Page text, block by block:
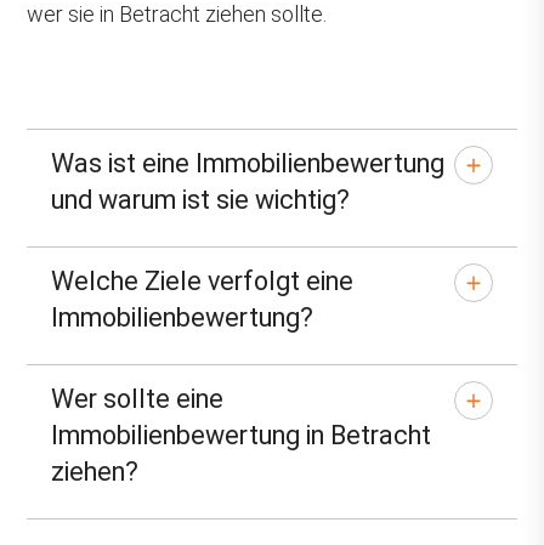
wer sie in Betracht ziehen sollte.
Was ist eine Immobilienbewertung
und warum ist sie wichtig?
Welche Ziele verfolgt eine
Immobilienbewertung?
Wer sollte eine
Immobilienbewertung in Betracht
ziehen?